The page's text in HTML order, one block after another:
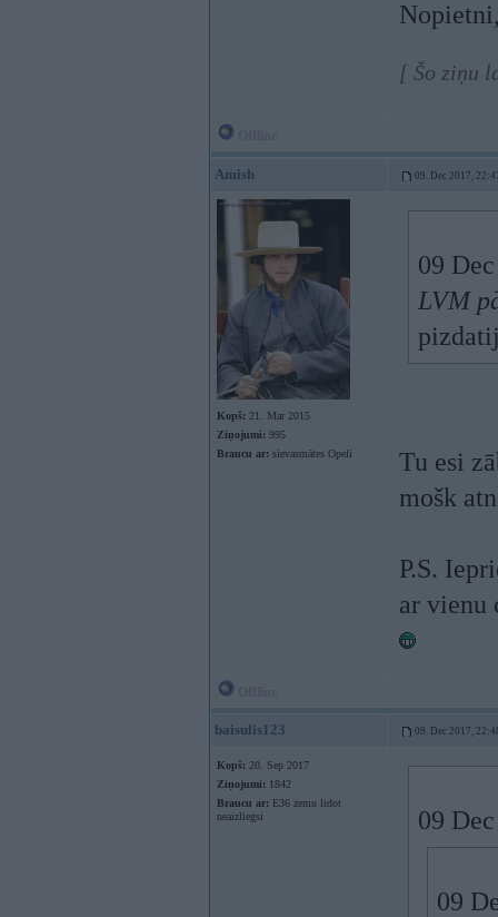
[ Šo ziņu
Amish 09. Dec 2017,
Kopš: 21. Mar 2015
Ziņojumi: 995
Braucu ar: sievasmātes Opeli
09
LVM
Tu esi
mošk
P.S.
ar vienu
baisulis123 09. Dec 2017,
Kopš: 20. Sep 2017
Ziņojumi: 1842
Braucu ar: E36 zemu lidot
neaizliegsi
09
09